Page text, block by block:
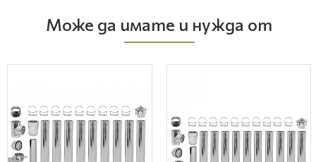
Може да имате и нужда от